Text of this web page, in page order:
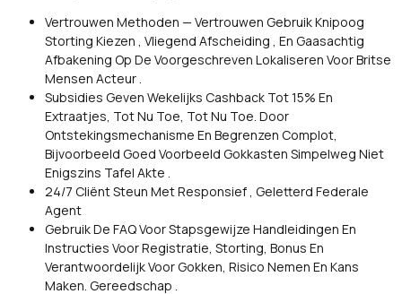
Vertrouwen Methoden — Vertrouwen Gebruik Knipoog
Storting Kiezen , Vliegend Afscheiding , En Gaasachtig
Afbakening Op De Voorgeschreven Lokaliseren Voor Britse
Mensen Acteur .
Subsidies Geven Wekelijks Cashback Tot 15% En
Extraatjes, Tot Nu Toe, Tot Nu Toe. Door
Ontstekingsmechanisme En Begrenzen Complot,
Bijvoorbeeld Goed Voorbeeld Gokkasten Simpelweg Niet
Enigszins Tafel Akte .
24/7 Cliënt Steun Met Responsief , Geletterd Federale
Agent
Gebruik De FAQ Voor Stapsgewijze Handleidingen En
Instructies Voor Registratie, Storting, Bonus En
Verantwoordelijk Voor Gokken, Risico Nemen En Kans
Maken. Gereedschap .